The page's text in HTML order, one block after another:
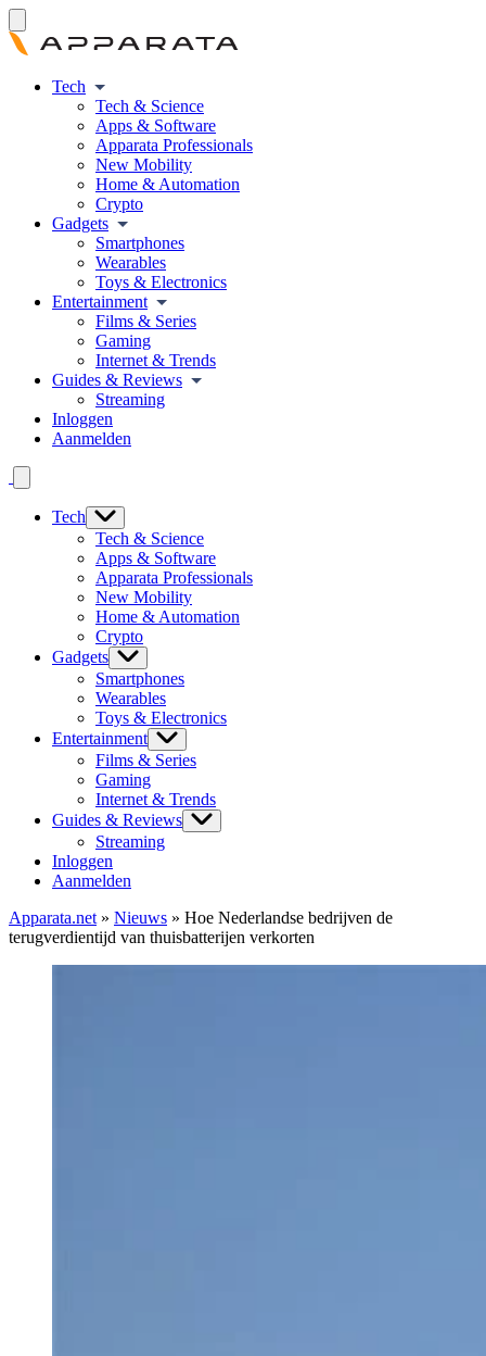
Tech
Tech & Science
Apps & Software
Apparata Professionals
New Mobility
Home & Automation
Crypto
Gadgets
Smartphones
Wearables
Toys & Electronics
Entertainment
Films & Series
Gaming
Internet & Trends
Guides & Reviews
Streaming
Inloggen
Aanmelden
Tech
Tech & Science
Apps & Software
Apparata Professionals
New Mobility
Home & Automation
Crypto
Gadgets
Smartphones
Wearables
Toys & Electronics
Entertainment
Films & Series
Gaming
Internet & Trends
Guides & Reviews
Streaming
Inloggen
Aanmelden
Apparata.net » Nieuws » Hoe Nederlandse bedrijven de
terugverdientijd van thuisbatterijen verkorten